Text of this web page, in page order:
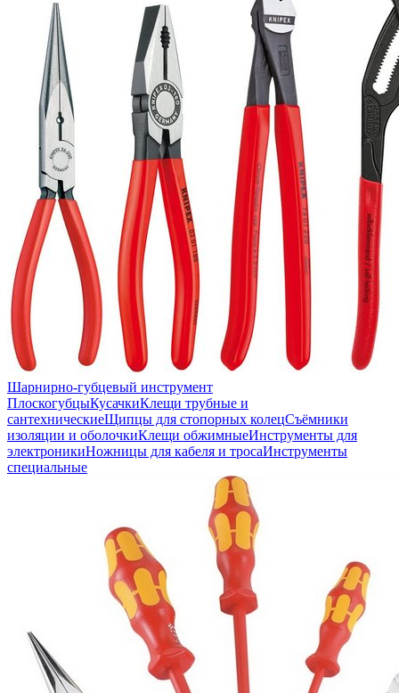
Шарнирно-губцевый инструмент
ПлоскогубцыКусачкиКлещи трубные и
сантехническиеЩипцы для стопорных колецСъёмники
изоляции и оболочкиКлещи обжимныеИнструменты для
электроникиНожницы для кабеля и тросаИнструменты
специальные